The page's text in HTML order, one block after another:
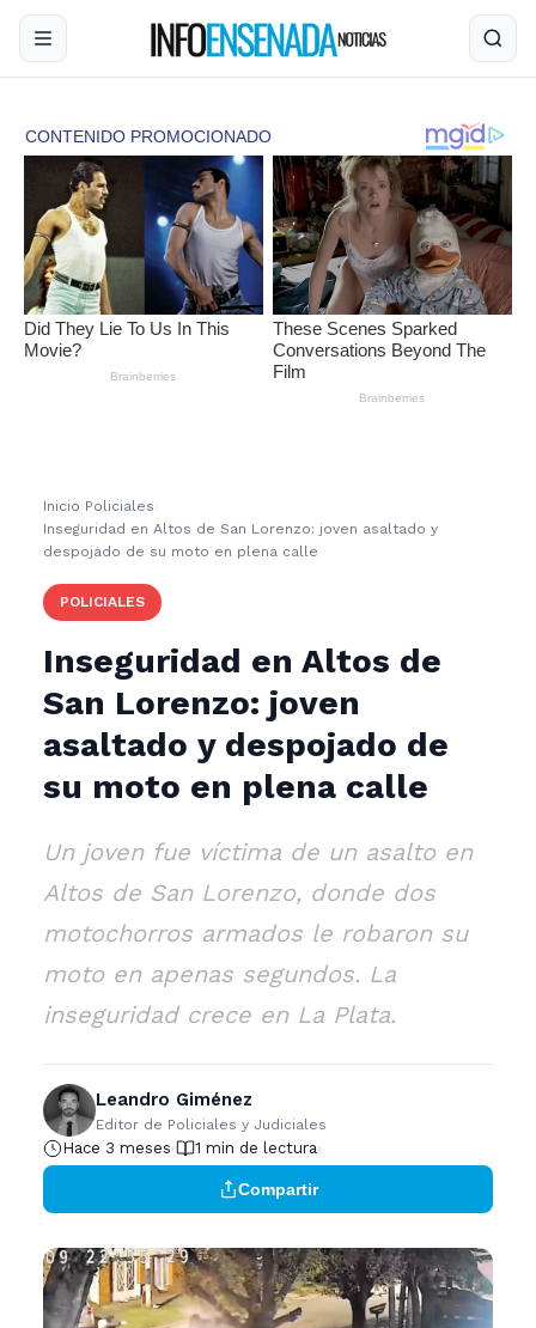
Inicio ›Policiales ›
Inseguridad en Altos de San Lorenzo: joven asaltado y
despojado de su moto en plena calle
POLICIALES
Inseguridad en Altos de
San Lorenzo: joven
asaltado y despojado de
su moto en plena calle
Un joven fue víctima de un asalto en
Altos de San Lorenzo, donde dos
motochorros armados le robaron su
moto en apenas segundos. La
inseguridad crece en La Plata.
Leandro Giménez
Editor de Policiales y Judiciales
Hace 3 meses 1 min de lectura
Compartir